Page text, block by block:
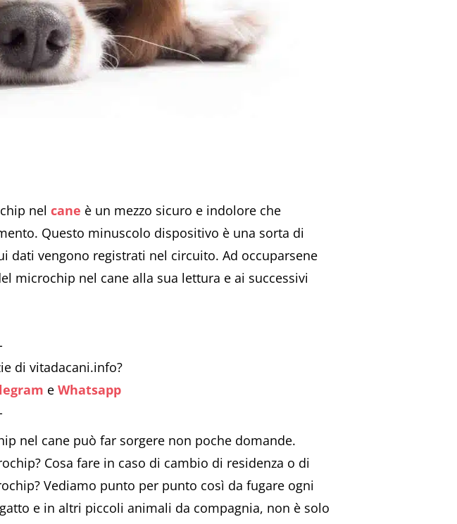
nel cane è un mezzo sicuro e indolore che
Questo minuscolo dispositivo è una sorta di
dati vengono registrati nel circuito. Ad occuparsene
microchip nel cane alla sua lettura e ai successivi
di vitadacani.info?
e Whatsapp
nel cane può far sorgere non poche domande.
Cosa fare in caso di cambio di residenza o di
Vediamo punto per punto così da fugare ogni
e in altri piccoli animali da compagnia, non è solo